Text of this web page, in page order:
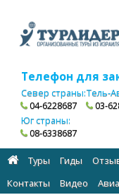
Телефон для
Север страны:
04-6228687
Тель-
03-
Юг страны:
08-6338687
Туры Гиды
Контакты
Видео